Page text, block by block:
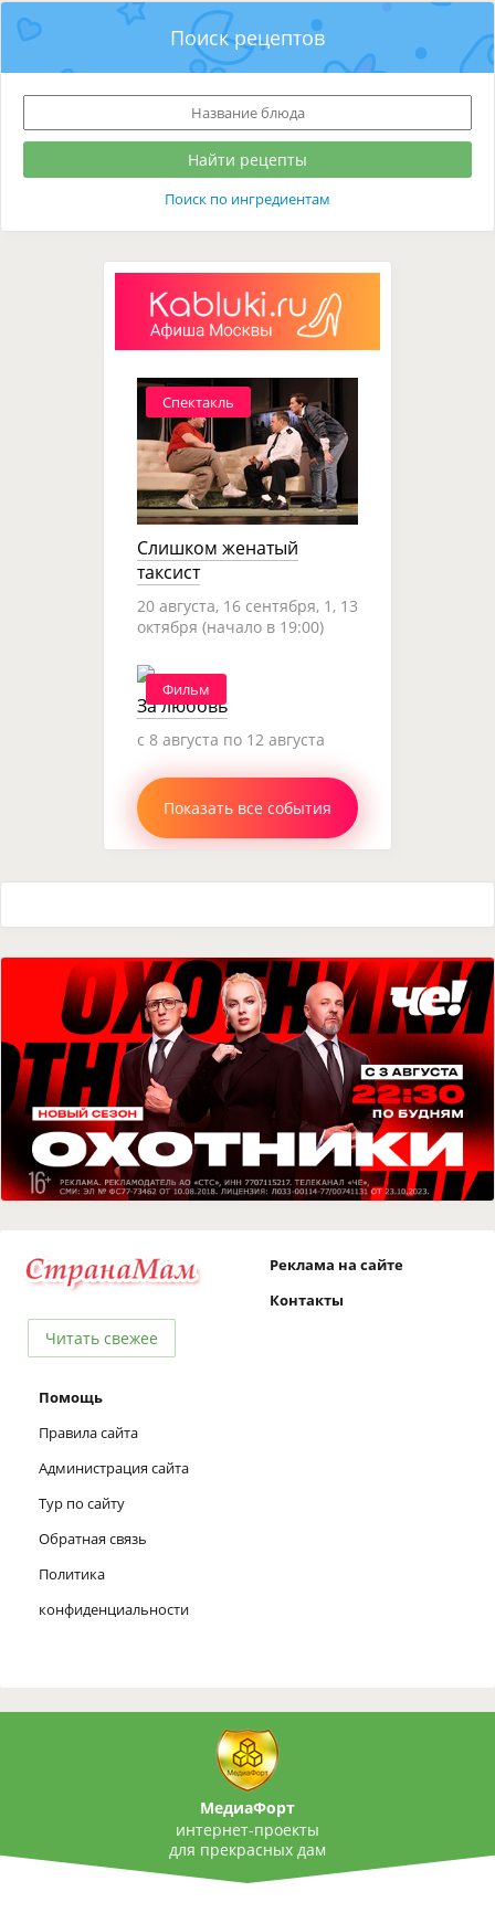
Поиск рецептов
Поиск по ингредиентам
Спектакль
Слишком женатый
таксист
20 августа, 16 сентября, 1, 13
октября (начало в 19:00)
Фильм
За любовь
c 8 августа по 12 августа
Показать все события
Читать свежее
Реклама на сайте
Контакты
Помощь
Правила сайта
Администрация сайта
Тур по сайту
Обратная связь
Политика
конфиденциальности
МедиаФорт
интернет-проекты
для прекрасных дам